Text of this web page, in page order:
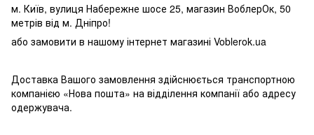
м. Київ, вулиця Набережне шосе 25, магазин ВоблерОк, 50
метрів від м. Дніпро!
або замовити в нашому інтернет магазині Voblerok.ua
Доставка Вашого замовлення здійснюється транспортною
компанією «Нова пошта» на відділення компанії або адресу
одержувача.